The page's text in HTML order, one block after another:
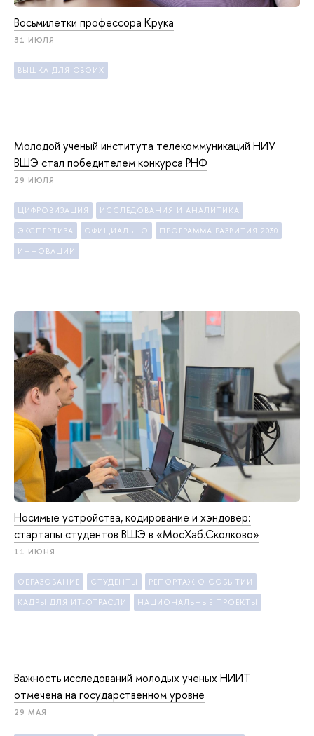
Восьмилетки профессора Крука
31 ИЮЛЯ
ВЫШКА ДЛЯ СВОИХ
Молодой ученый института те­ле­ком­му­ни­ка­ций НИУ
ВШЭ стал победителем конкурса РНФ
29 ИЮЛЯ
ЦИФРОВИЗАЦИЯ ИССЛЕДОВАНИЯ И АНАЛИТИКА
ЭКСПЕРТИЗА ОФИЦИАЛЬНО ПРОГРАММА РАЗВИТИЯ 2030
ИННОВАЦИИ
Носимые устройства, кодирование и хэндовер:
стартапы студентов ВШЭ в «МосХаб.Сколково»
11 ИЮНЯ
ОБРАЗОВАНИЕ СТУДЕНТЫ РЕПОРТАЖ О СОБЫТИИ
КАДРЫ ДЛЯ ИТ-ОТРАСЛИ НАЦИОНАЛЬНЫЕ ПРОЕКТЫ
Важность исследований молодых ученых НИИТ
отмечена на государственном уровне
29 МАЯ